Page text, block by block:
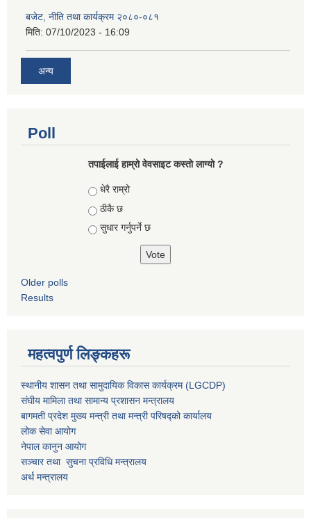
बजेट, नीति तथा कार्यक्रम २०८०-०८१
मिति: 07/10/2023 - 16:09
अन्य
Poll
तपाईलाई हाम्रो वेवसाइट कस्ताे लाग्याे ?
Choices
धेरै राम्रो
ठीकै छ
सुधार गर्नुपर्ने छ
Older polls
Results
महत्वपुर्ण लिङ्कहरू
स्थानीय शासन तथा सामुदायिक विकास कार्यक्रम (LGCDP)
संघीय मामिला तथा सामान्य प्रशासन मन्त्रालय
बागमती प्रदेश मुख्य मन्त्री तथा मन्त्री परिषद्को कार्यालय
लोक सेवा आयोग
नेपाल कानुन आयोग
सञ्चार तथा सुचना प्रविधि मन्त्रालय
अर्थ मन्त्रालय